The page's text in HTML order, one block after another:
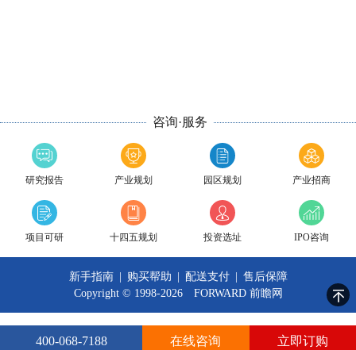
400-068-7188 在线咨询 立即订购
咨询·服务
研究报告 产业规划 园区规划 产业招商
项目可研 十四五规划 投资选址 IPO咨询
新手指南 购买帮助 配送支付
售后保障
Copyright © 1998-2026 FORWARD 前瞻网